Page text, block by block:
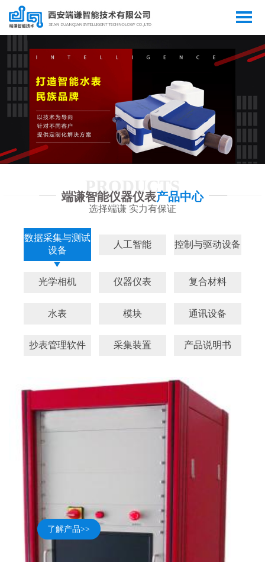
PRODUCTS
端谦智能仪器仪表产品中心
选择端谦 实力有保证
数据采集与测试
设备
人工智能 控制与驱动设备
光学相机 仪器仪表 复合材料
水表 模块 通讯设备
抄表管理软件 采集装置 产品说明书
了解产品>>